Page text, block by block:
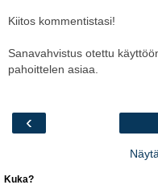
Kiitos kommentistasi!
Sanavahvistus otettu
pahoittelen asiaa.
‹
Kuka?